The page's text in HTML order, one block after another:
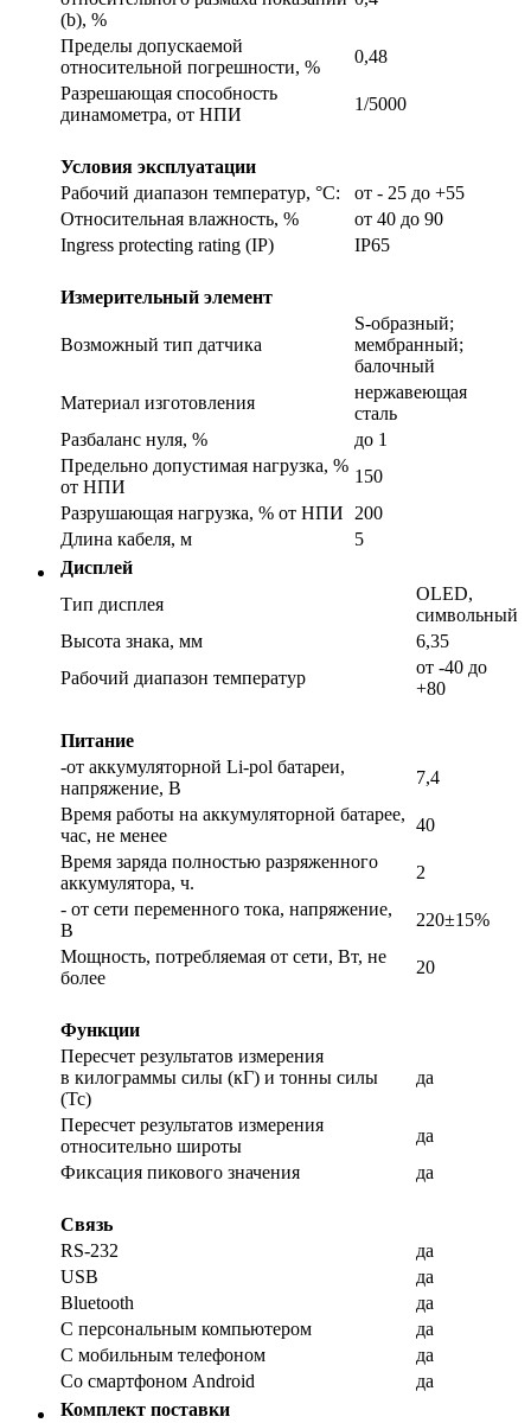
(b), %
Пределы допускаемой
относительной погрешности, %
0,48
Разрешающая способность
динамометра, от НПИ
1/5000
Условия эксплуатации
Рабочий диапазон температур, °С:
от - 25 до +55
Относительная влажность, %
от 40 до 90
Ingress protecting rating (IP)
IP65
Измерительный элемент
Возможный тип датчика
S-образный;
мембранный;
балочный
Материал изготовления
нержавеющая
сталь
Разбаланс нуля, %
до 1
Предельно допустимая нагрузка, %
от НПИ
150
Разрушающая нагрузка, % от НПИ
200
Длина кабеля, м
5
Дисплей
Тип дисплея
OLED,
символьный
Высота знака, мм
6,35
Рабочий диапазон температур
от -40 до
+80
Питание
-от аккумуляторной Li-pol батареи,
напряжение, В
7,4
Время работы на аккумуляторной батарее,
час, не менее
40
Время заряда полностью разряженного
аккумулятора, ч.
2
- от сети переменного тока, напряжение,
В
220±15%
Мощность, потребляемая от сети, Вт, не
более
20
Функции
Пересчет результатов измерения
в килограммы силы (кГ) и тонны силы
(Тс)
да
Пересчет результатов измерения
относительно широты
да
Фиксация пикового значения
да
Связь
RS-232
да
USB
да
Bluetooth
да
С персональным компьютером
да
С мобильным телефоном
да
Со смартфоном Android
да
Комплект поставки